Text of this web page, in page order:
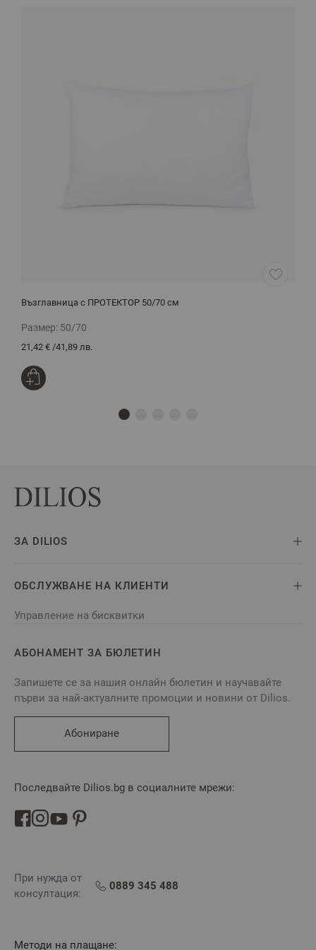
Възглавница с ПРОТЕКТОР 50/70 см
Размер: 50/70
21,42 € /41,89 лв.
ЗА DILIOS
ОБСЛУЖВАНЕ НА КЛИЕНТИ
Управление на бисквитки
АБОНАМЕНТ ЗА БЮЛЕТИН
Запишете се за нашия онлайн бюлетин и научавайте
първи за най-актуалните промоции и новини от Dilios.
Абониране
Последвайте Dilios.bg в социалните мрежи:
При нужда от
консултация:
0889 345 488
Методи на плащане: